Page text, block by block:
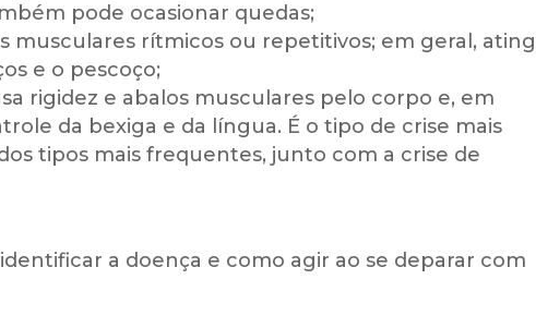
pode ocasionar quedas;
musculares rítmicos ou repetitivos; em geral,
e o pescoço;
rigidez e abalos musculares pelo corpo e, em
da bexiga e da língua. É o tipo de crise mais
tipos mais frequentes, junto com a crise de
a doença e como agir ao se deparar com